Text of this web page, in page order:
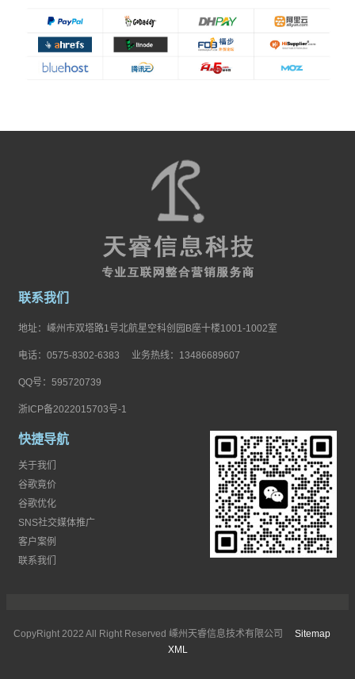
联系我们
地址：嵊州市双塔路1号北航星空科创园B座十楼1001-1002室
电话：0575-8302-6383 业务热线：13486689607
QQ号：595720739
浙ICP备2022015703号-1
快捷导航
关于我们
谷歌竟价
谷歌优化
SNS社交媒体推广
客户案例
联系我们
CopyRight 2022 All Right Reserved 嵊州天睿信息技术有限公司 Sitemap
XML